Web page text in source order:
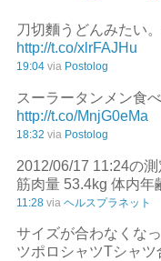
刀切麵うどんみたい
http://t.co/xlrFAJHu
19:04 via Postolog
スーラータンメン食
http://t.co/MnjG0eMa
18:32 via Postolog
2012/06/17 11:24の
筋肉量 53.4kg 体内年
11:28 via ヘルスプラネット
サイズが合わなくな
ツポロシャツTシャ